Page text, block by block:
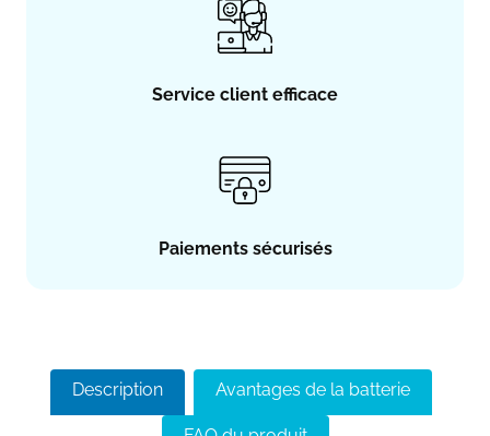
Service client efficace
Paiements sécurisés
Description Avantages de la batterie